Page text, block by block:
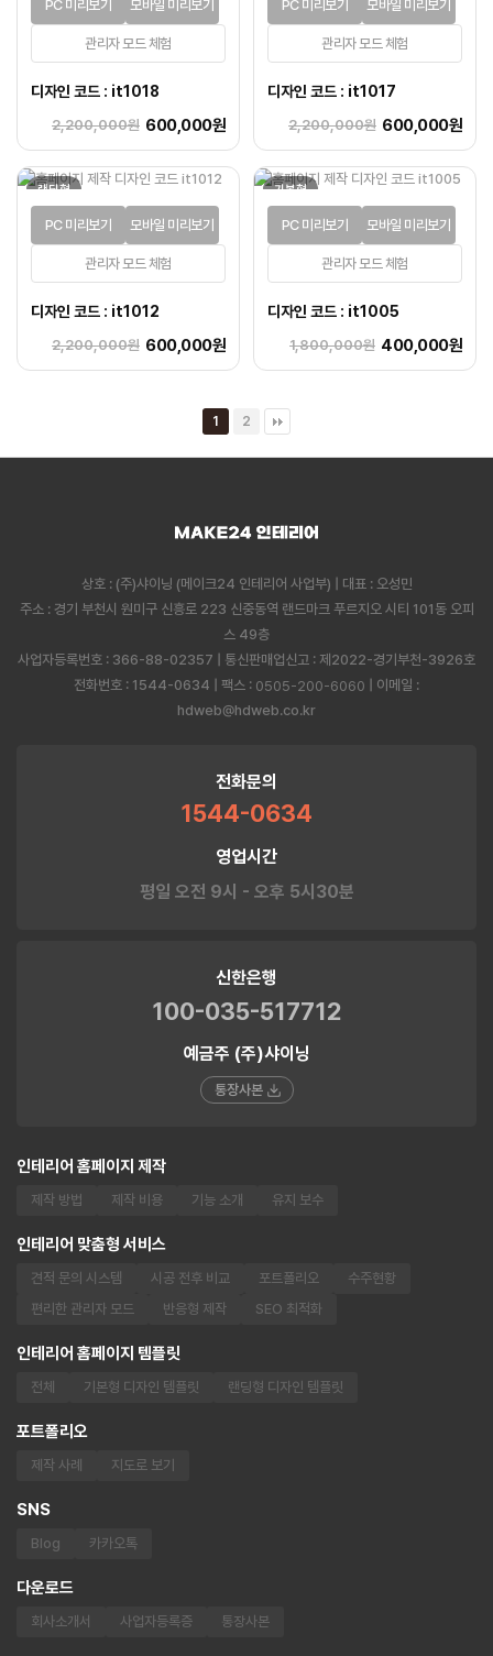
관리자 모드 체험
PC 미리보기 모바일 미리보기
디자인 코드 : it1018
2,200,000원 600,000원
관리자 모드 체험
PC 미리보기 모바일 미리보기
디자인 코드 : it1017
2,200,000원 600,000원
랜딩형
관리자 모드 체험
PC 미리보기 모바일 미리보기
디자인 코드 : it1012
2,200,000원 600,000원
기본형
관리자 모드 체험
PC 미리보기 모바일 미리보기
디자인 코드 : it1005
1,800,000원 400,000원
1 2
상호 : (주)샤이닝 (메이크24 인테리어 사업부) | 대표 : 오성민
주소 : 경기 부천시 원미구 신흥로 223 신중동역 랜드마크 푸르지오 시티 101동 오피
스 49층
사업자등록번호 : 366-88-02357 | 통신판매업신고 : 제2022-경기부천-3926호
전화번호 : 1544-0634 | 팩스 : 0505-200-6060 | 이메일 :
hdweb@hdweb.co.kr
전화문의
1544-0634
영업시간
평일 오전 9시 - 오후 5시30분
신한은행
100-035-517712
예금주 (주)샤이닝
통장사본
인테리어 홈페이지 제작
제작 방법 제작 비용 기능 소개 유지 보수
인테리어 맞춤형 서비스
견적 문의 시스템 시공 전후 비교 포트폴리오
수주현황
편리한 관리자 모드
반응형 제작 SEO 최적화
인테리어 홈페이지 템플릿
전체 기본형 디자인 템플릿 랜딩형 디자인 템플릿
포트폴리오
제작 사례 지도로 보기
SNS
Blog 카카오톡
다운로드
회사소개서 사업자등록증 통장사본